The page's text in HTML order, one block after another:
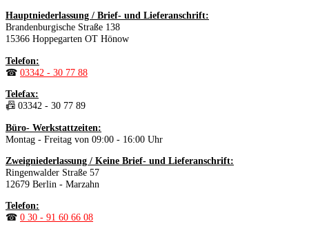
Hauptniederlassung / Brief- und Lieferanschrift:
Brandenburgische Straße 138
15366 Hoppegarten OT Hönow
Telefon:
☎ 03342 - 30 77 88
Telefax:
📠 03342 - 30 77 89
Büro- Werkstattzeiten:
Montag - Freitag von 09:00 - 16:00 Uhr
Zweigniederlassung / Keine Brief- und Lieferanschrift:
Ringenwalder Straße 57
12679 Berlin - Marzahn
Telefon:
☎ 0 30 - 91 60 66 08